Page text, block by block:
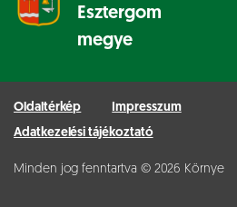
Esztergom
megye
Oldaltérkép
Impresszum
Adatkezelési tájékoztató
Minden jog fenntartva © 2026 Környe